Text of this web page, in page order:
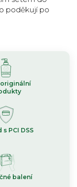
poděkují po
originální
s PCI DSS
balení